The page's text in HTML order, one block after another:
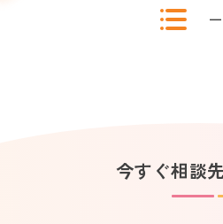
今すぐ相談